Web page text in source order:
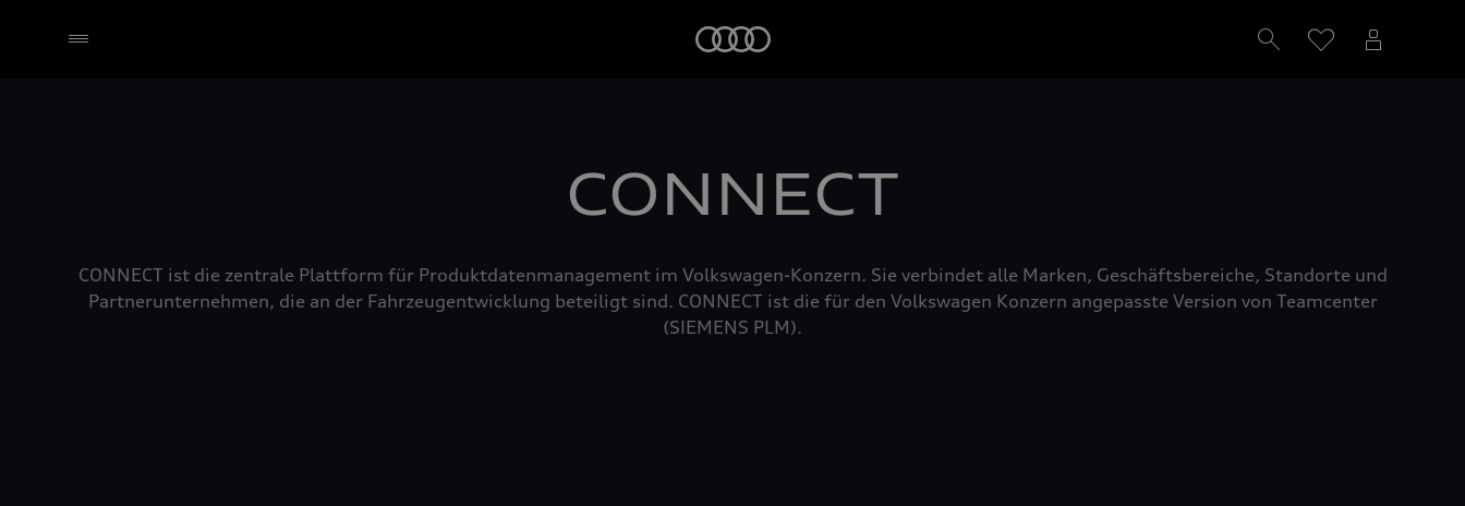
CONNECT
CONNECT ist die zentrale Plattform für Produktdatenmanagement im Volkswagen-Konzern. Sie verbindet alle Marken, Geschäftsbereiche, Standorte und
Partnerunternehmen, die an der Fahrzeugentwicklung beteiligt sind. CONNECT ist die für den Volkswagen Konzern angepasste Version von Teamcenter
(SIEMENS PLM).